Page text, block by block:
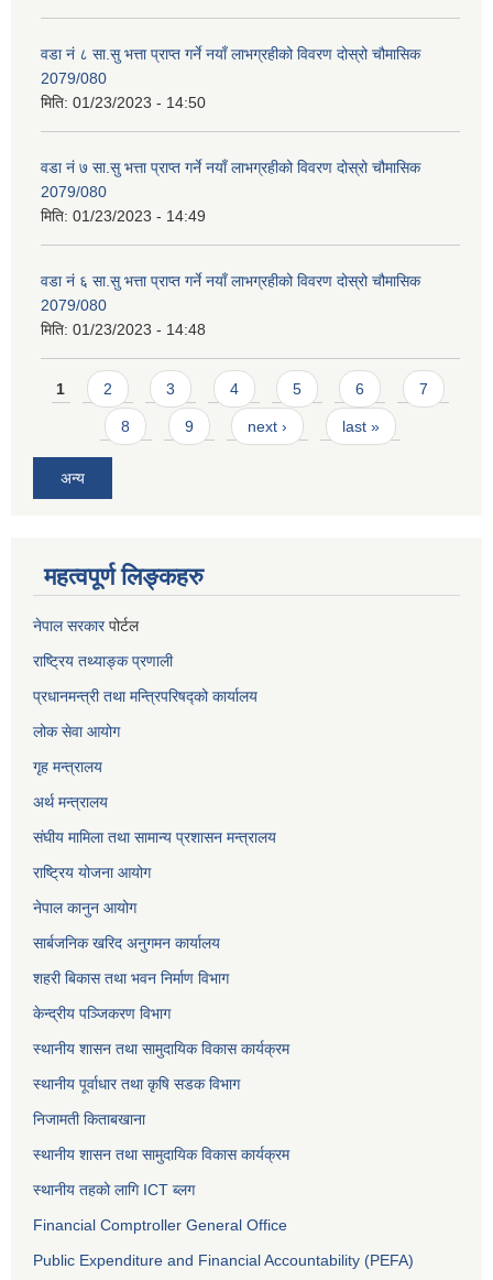
वडा नं ८ सा.सु भत्ता प्राप्त गर्ने नयाँ लाभग्रहीको विवरण दोस्रो चौमासिक
2079/080
मिति: 01/23/2023 - 14:50
वडा नं ७ सा.सु भत्ता प्राप्त गर्ने नयाँ लाभग्रहीको विवरण दोस्रो चौमासिक
2079/080
मिति: 01/23/2023 - 14:49
वडा नं ६ सा.सु भत्ता प्राप्त गर्ने नयाँ लाभग्रहीको विवरण दोस्रो चौमासिक
2079/080
मिति: 01/23/2023 - 14:48
Pages
1 2 3 4 5 6 7
8 9 next › last »
अन्य
महत्वपूर्ण लिङ्कहरु
नेपाल सरकारपोर्टल
राष्ट्रिय तथ्याङ्क प्रणाली
प्रधानमन्त्री तथा मन्त्रिपरिषद्को कार्यालय
लोक सेवाआयोग
गृह मन्त्रालय
अर्थ मन्त्रालय
संघीय मामिला तथा सामान्य प्रशासन मन्त्रालय
राष्ट्रिय योजना आयोग
नेपाल कानुन आयोग
सार्बजनिक खरिद अनुगमन कार्यालय
शहरी बिकास तथा भवन निर्माण विभाग
केन्द्रीय पञ्जिकरण विभाग
स्थानीय शासन तथा सामुदायिक विकास कार्यक्रम
स्थानीय पूर्वाधार तथा कृषि सडक विभाग
निजामती किताबखाना
स्थानीय शासन तथा सामुदायिक विकास कार्यक्रम
स्थानीय तहको लागि ICT ब्लग
Financial Comptroller General Office
Public Expenditure and Financial Accountability (PEFA)